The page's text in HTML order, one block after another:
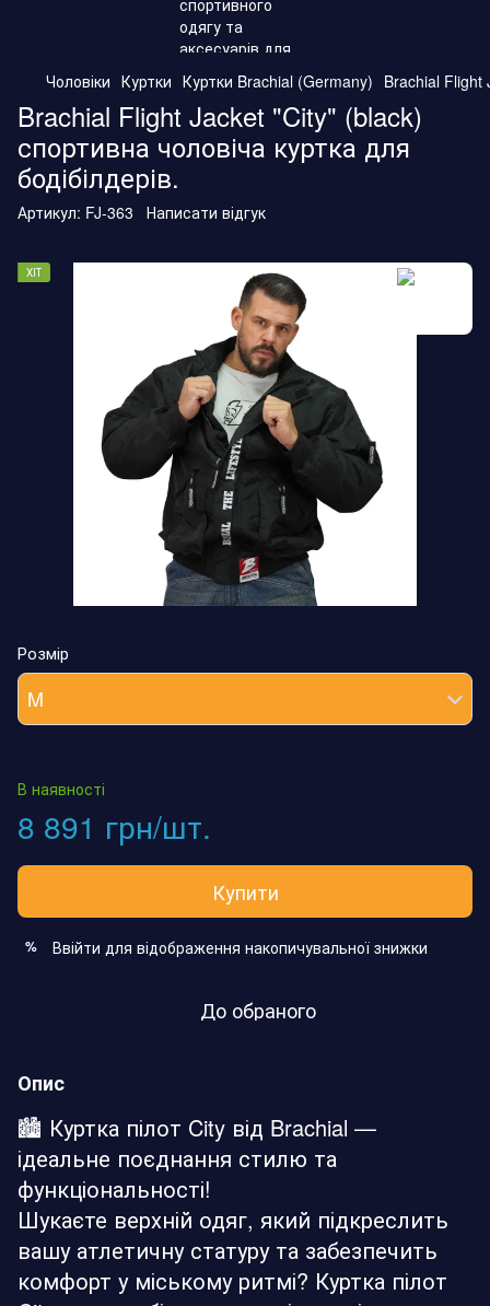
Чоловіки Куртки Куртки Brachial (Germany) Brachial Flight
Brachial Flight Jacket "City" (black)
спортивна чоловіча куртка для
бодібілдерів.
Артикул: FJ-363 Написати відгук
ХІТ
Розмір
M
В наявності
8 891 грн/шт.
Купити
% Ввійти для відображення накопичувальної знижки
До обраного
Опис
🏙️ Куртка пілот City від Brachial —
ідеальне поєднання стилю та
функціональності!
Шукаєте верхній одяг, який підкреслить
вашу атлетичну статуру та забезпечить
комфорт у міському ритмі? Куртка пілот